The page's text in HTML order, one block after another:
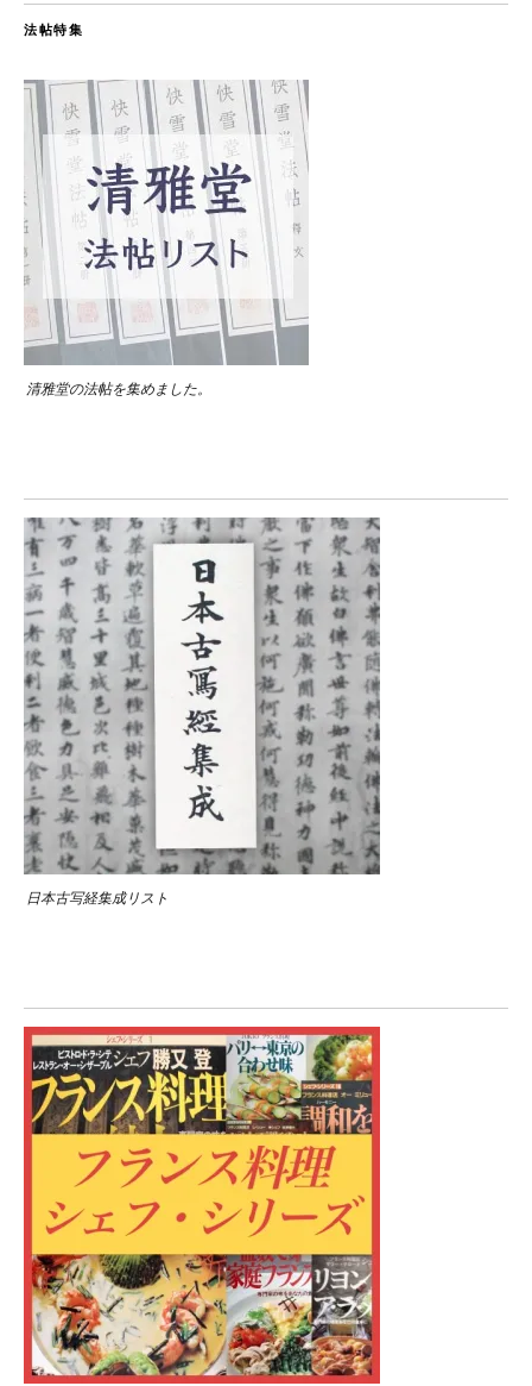
法帖特集
清雅堂の法帖を集めました。
日本古写経集成リスト